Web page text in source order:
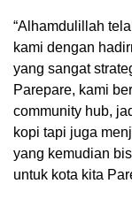
“Alhamdulillah
kami dengan
yang sangat
Parepare, kami
community hub,
kopi tapi juga
yang kemudian
untuk kota kita